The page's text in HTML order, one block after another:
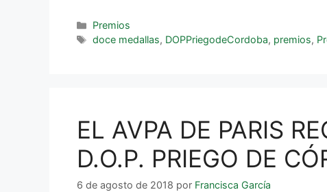
Premios
doce medallas, DOPPriegodeCordoba, premios,
EL AVPA DE PARIS
D.O.P. PRIEGO DE
6 de agosto de 2018 por Francisca García